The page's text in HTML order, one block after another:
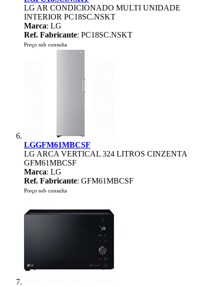
LG AR CONDICIONADO MULTI UNIDADE
INTERIOR PC18SC.NSKT
Marca: LG
Ref. Fabricante: PC18SC.NSKT
Preço sob consulta
LGGFM61MBCSF
LG ARCA VERTICAL 324 LITROS CINZENTA
GFM61MBCSF
Marca: LG
Ref. Fabricante: GFM61MBCSF
Preço sob consulta